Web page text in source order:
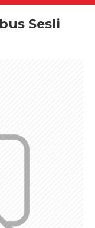
Sesli